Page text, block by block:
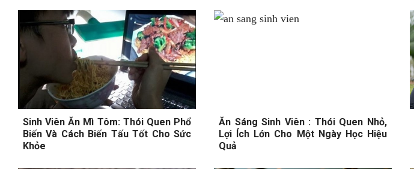
Sinh Viên Ăn Mì Tôm: Thói Quen Phổ
Biến Và Cách Biến Tấu Tốt Cho Sức
Khỏe
Ăn Sáng Sinh Viên : Thói Quen Nhỏ,
Lợi Ích Lớn Cho Một Ngày Học Hiệu
Quả